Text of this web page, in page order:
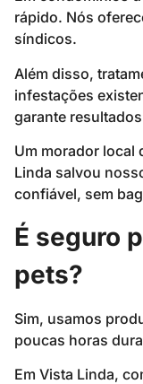
rápido. Nós
síndicos.
Além disso,
infestações
garante
Um morador local
Linda salvou
confiável, sem
É seguro
pets?
Sim, usamos
poucas horas
Em Vista Linda,